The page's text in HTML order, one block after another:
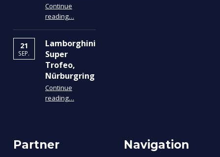
Continue
reading“Lamborghini Super Trofeo 2021”
…
21
SEP.
Lamborghini
Super
Trofeo,
Nürburgring
Continue
reading…
Partner Navigation